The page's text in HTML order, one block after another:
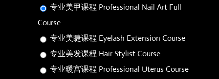
专业美甲课程 Professional Nail Art Full
Course
专业美睫课程 Eyelash Extension Course
专业美发课程 Hair Stylist Course
专业暖宫课程 Professional Uterus Course